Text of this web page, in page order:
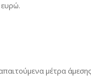
μέτρα